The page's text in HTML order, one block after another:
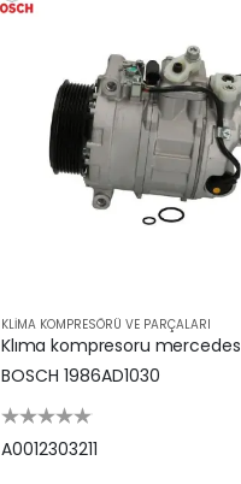
KLİMA KOMPRESÖRÜ VE PARÇALARI
BOSCH 1986AD1030
A0012303211